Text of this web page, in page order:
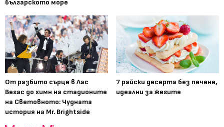
българското море
От разбито сърце в Лас
Вегас до химн на стадионите
на Световното: Чудната
история на Mr. Brightside
7 райски десерта без печене,
идеални за жегите